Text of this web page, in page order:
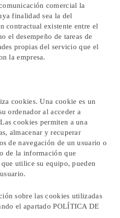
comercial la
finalidad sea la del
contractual existente entre el
el desempeño de tareas de
propias del servicio que el
la empresa.
cookies. Una cookie es un
ordenador al acceder a
cookies permiten a una
almacenar y recuperar
de navegación de un usuario o
de la información que
utilice su equipo, pueden
sobre las cookies utilizadas
el apartado POLÍTICA DE